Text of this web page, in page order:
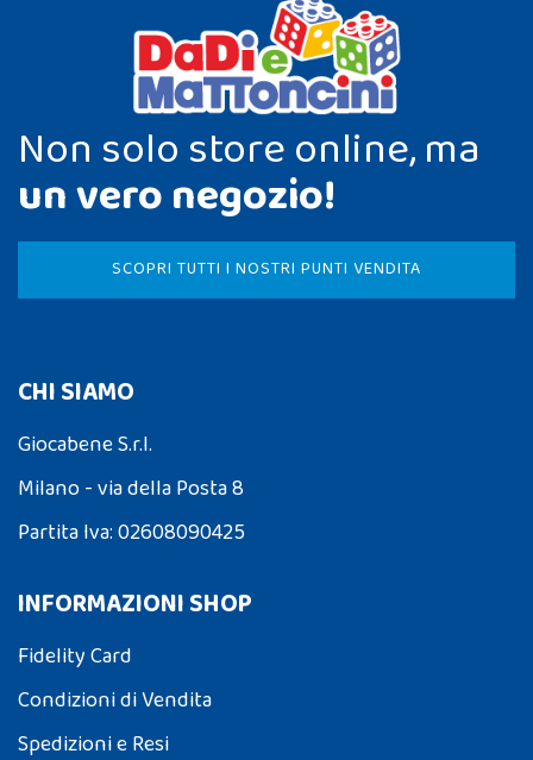
Non solo store online, ma
un vero negozio!
SCOPRI TUTTI I NOSTRI PUNTI VENDITA
CHI SIAMO
Giocabene S.r.l.
Milano - via della Posta 8
Partita Iva: 02608090425
INFORMAZIONI SHOP
Fidelity Card
Condizioni di Vendita
Spedizioni e Resi